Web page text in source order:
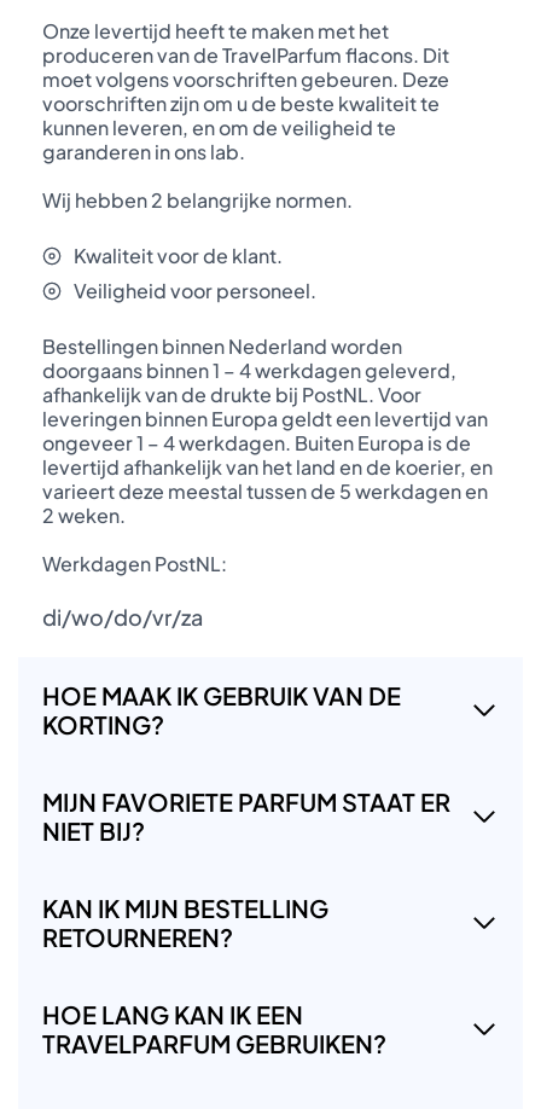
Onze levertijd heeft te maken met het
produceren van de TravelParfum flacons. Dit
moet volgens voorschriften gebeuren. Deze
voorschriften zijn om u de beste kwaliteit te
kunnen leveren, en om de veiligheid te
garanderen in ons lab.
Wij hebben 2 belangrijke normen.
Kwaliteit voor de klant.
Veiligheid voor personeel.
Bestellingen binnen Nederland worden
doorgaans binnen 1 – 4 werkdagen geleverd,
afhankelijk van de drukte bij PostNL. Voor
leveringen binnen Europa geldt een levertijd van
ongeveer 1 – 4 werkdagen. Buiten Europa is de
levertijd afhankelijk van het land en de koerier, en
varieert deze meestal tussen de 5 werkdagen en
2 weken.
Werkdagen PostNL:
di/wo/do/vr/za
HOE MAAK IK GEBRUIK VAN DE
KORTING?
MIJN FAVORIETE PARFUM STAAT ER
NIET BIJ?
KAN IK MIJN BESTELLING
RETOURNEREN?
HOE LANG KAN IK EEN
TRAVELPARFUM GEBRUIKEN?